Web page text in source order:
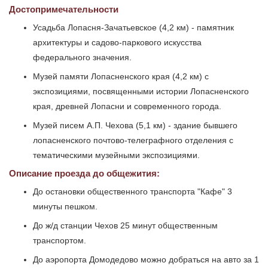
Достопримечательности
Усадьба Лопасня-Зачатьевское (4,2 км) - памятник
архитектуры и садово-паркового искусства
федерального значения.
Музей памяти Лопасненского края (4,2 км) с
экспозициями, посвященными истории Лопасненского
края, древней Лопасни и современного города.
Музей писем А.П. Чехова (5,1 км) - здание бывшего
лопасненского почтово-телеграфного отделения с
тематическими музейными экспозициями.
Описание проезда до общежития:
До остановки общественного транспорта "Кафе" 3
минуты пешком.
До ж/д станции Чехов 25 минут общественным
транспортом.
До аэропорта Домодедово можно добраться на авто за 1